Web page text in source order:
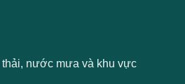
thải, nước mưa và khu vực